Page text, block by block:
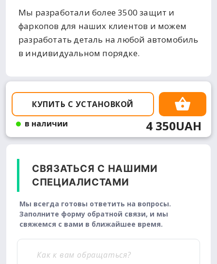
Мы разработали более 3500 защит и
фаркопов для наших клиентов и можем
разработать деталь на любой автомобиль
в индивидуальном порядке.
КУПИТЬ С УСТАНОВКОЙ
в наличии
4 350UAH
СВЯЗАТЬСЯ С НАШИМИ
СПЕЦИАЛИСТАМИ
Мы всегда готовы ответить на вопросы.
Заполните форму обратной связи, и мы
свяжемся с вами в ближайшее время.